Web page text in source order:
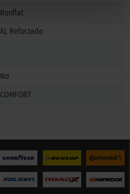
Runflat
XL Reforzado
No
COMFORT